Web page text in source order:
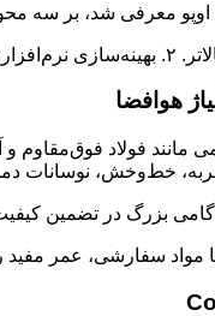
معرفی شد، بر سه
خط‌وخش، نوسانات
شارژ افزایش داده و ظرفیت بیشتری نیز فراهم